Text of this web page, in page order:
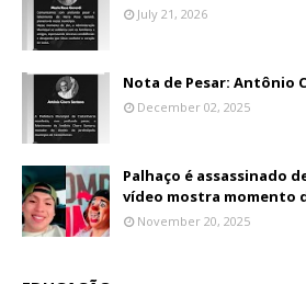
July 21, 2026
Nota de Pesar: Antônio
December 02, 2025
Palhaço é assassinado
vídeo mostra momento
November 20, 2025